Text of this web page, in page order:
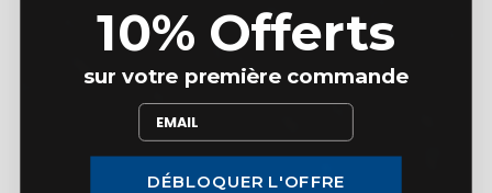
10% Offerts
sur votre première commande
DÉBLOQUER L'OFFRE